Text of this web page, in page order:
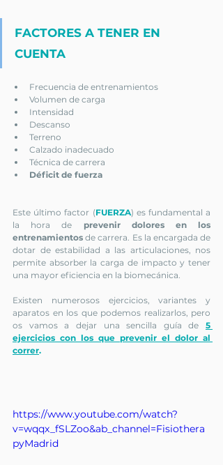
FACTORES A TENER EN
CUENTA
Frecuencia de entrenamientos
Volumen de carga
Intensidad
Descanso
Terreno
Calzado inadecuado
Técnica de carrera
Déficit de fuerza
Este último factor (FUERZA) es fundamental a
la hora de prevenir dolores en los
entrenamientos de carrera. Es la encargada de
dotar de estabilidad a las articulaciones, nos
permite absorber la carga de impacto y tener
una mayor eficiencia en la biomecánica.
Existen numerosos ejercicios, variantes y
aparatos en los que podemos realizarlos, pero
os vamos a dejar una sencilla guía de
5
ejercicios con los que prevenir el dolor al
correr.
https://www.youtube.com/watch?
v=wqqx_fSLZoo&ab_channel=Fisiothera
pyMadrid